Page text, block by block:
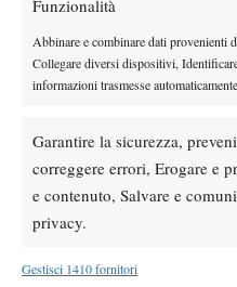
Funzionalità
Abbinare e combinare dati provenienti
Collegare diversi dispositivi,
informazioni trasmesse
Garantire la sicurezza,
correggere errori, Erogare e
e contenuto, Salvare e
privacy.
Gestisci 1410 fornitori
News Wta
Paolini salta
Atp News
Masters